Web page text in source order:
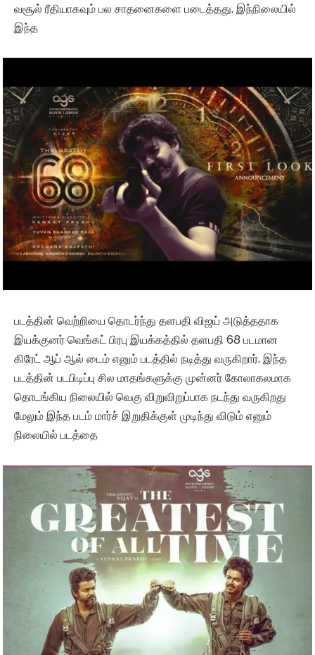
வசூல் ரீதியாகவும் பல சாதனைகளை படைத்தது. இந்நிலையில்
இந்த
படத்தின் வெற்றியை தொடர்ந்து தளபதி விஜய் அடுத்ததாக
இயக்குனர் வெங்கட் பிரபு இயக்கத்தில் தளபதி 68 படமான
கிரேட் ஆப் ஆல் டைம் எனும் படத்தில் நடித்து வருகிறார். இந்த
படத்தின் படபிடிப்பு சில மாதங்களுக்கு முன்னர் கோலாகலமாக
தொடங்கிய நிலையில் வெகு விறுவிறுப்பாக நடந்து வருகிறது
மேலும் இந்த படம் மார்ச் இறுதிக்குள் முடிந்து விடும் எனும்
நிலையில் படத்தை